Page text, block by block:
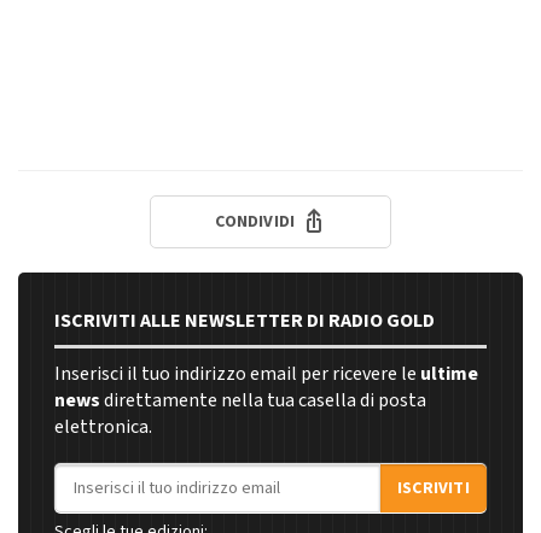
CONDIVIDI
ISCRIVITI ALLE NEWSLETTER DI RADIO GOLD
Inserisci il tuo indirizzo email per ricevere le ultime
newsdirettamente nella tua casella di posta
elettronica.
Indirizzo email
ISCRIVITI